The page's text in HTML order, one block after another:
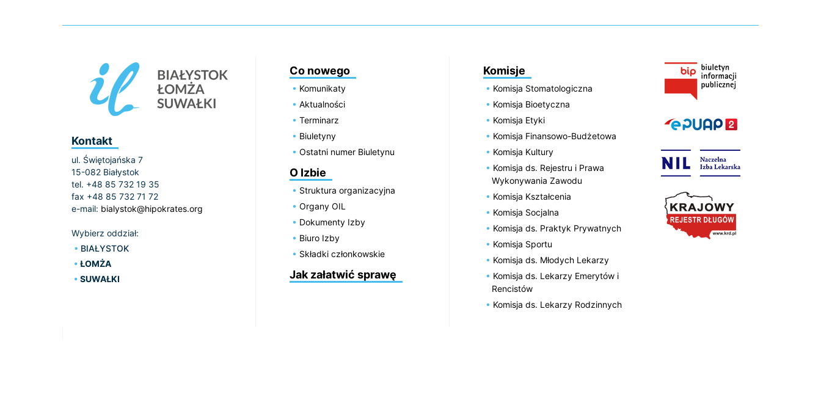
Kontakt
ul. Świętojańska 7
15-082 Białystok
tel. +48 85 732 19 35
fax +48 85 732 71 72
e-mail: bialystok@hipokrates.org
Wybierz oddział:
BIAŁYSTOK
ŁOMŻA
SUWAŁKI
Co nowego
Komunikaty
Aktualności
Terminarz
Biuletyny
Ostatni numer Biuletynu
O Izbie
Struktura organizacyjna
Organy OIL
Dokumenty Izby
Biuro Izby
Składki członkowskie
Jak załatwić sprawę
Komisje
Komisja Stomatologiczna
Komisja Bioetyczna
Komisja Etyki
Komisja Finansowo-Budżetowa
Komisja Kultury
Komisja ds. Rejestru i Prawa
Wykonywania Zawodu
Komisja Kształcenia
Komisja Socjalna
Komisja ds. Praktyk Prywatnych
Komisja Sportu
Komisja ds. Młodych Lekarzy
Komisja ds. Lekarzy Emerytów i
Rencistów
Komisja ds. Lekarzy Rodzinnych